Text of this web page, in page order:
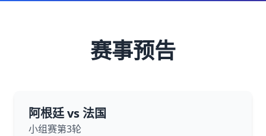
赛事预告
阿根廷 vs 法国
小组赛第3轮